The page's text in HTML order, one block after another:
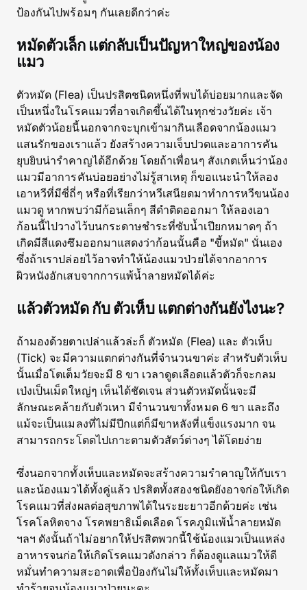
ป้องกันไปพร้อมๆ กันเลยดีกว่าค่ะ
หมัดตัวเล็ก แต่กลับเป็นปัญหาใหญ่ของน้อง
แมว
ตัวหมัด (Flea) เป็นปรสิตชนิดหนึ่งที่พบได้บ่อยมากและจัด
เป็นหนึ่งในโรคแมวที่อาจเกิดขึ้นได้ในทุกช่วงวัยค่ะ เจ้า
หมัดตัวน้อยนี้นอกจากจะบุกเข้ามากินเลือดจากน้องแมว
แสนรักของเราแล้ว ยังสร้างความเจ็บปวดและอาการคัน
ยุบยิบน่ารำคาญได้อีกด้วย โดยถ้าเพื่อนๆ สังเกตเห็นว่าน้อง
แมวมีอาการคันบ่อยอย่างไม่รู้สาเหตุ ก็ขอแนะนำให้ลอง
เอาหวีที่มีซี่ถี่ๆ หรือที่เรียกว่าหวีเสนียดมาทำการหวีขนน้อง
แมวดู หากพบว่ามีก้อนเล็กๆ สีดำติดออกมา ให้ลองเอา
ก้อนนี้ไปวางไว้บนกระดาษชำระที่ซับน้ำเปียกหมาดๆ ถ้า
เกิดมีสีแดงซึมออกมาแสดงว่าก้อนนั้นคือ "ขี้หมัด" นั่นเอง
ซึ่งถ้าเราปล่อยไว้อาจทำให้น้องแมวป่วยได้จากอาการ
ผิวหนังอักเสบจากการแพ้น้ำลายหมัดได้ค่ะ
แล้วตัวหมัด กับ ตัวเห็บ แตกต่างกันยังไงนะ?
ถ้ามองด้วยตาเปล่าแล้วล่ะก็ ตัวหมัด (Flea) และ ตัวเห็บ
(Tick) จะมีความแตกต่างกันที่จำนวนขาค่ะ สำหรับตัวเห็บ
นั้นเมื่อโตเต็มวัยจะมี 8 ขา เวลาดูดเลือดแล้วตัวก็จะกลม
เป่งเป็นเม็ดใหญ่ๆ เห็นได้ชัดเจน ส่วนตัวหมัดนั้นจะมี
ลักษณะคล้ายกับตัวเหา มีจำนวนขาทั้งหมด 6 ขา และถึง
แม้จะเป็นแมลงที่ไม่มีปีกแต่ก็มีขาหลังที่แข็งแรงมาก จน
สามารถกระโดดไปเกาะตามตัวสัตว์ต่างๆ ได้โดยง่าย
ซึ่งนอกจากทั้งเห็บและหมัดจะสร้างความรำคาญให้กับเรา
และน้องแมวได้ทั้งคู่แล้ว ปรสิตทั้งสองชนิดยังอาจก่อให้เกิด
โรคแมวที่ส่งผลต่อสุขภาพได้ในระยะยาวอีกด้วยค่ะ เช่น
โรคโลหิตจาง โรคพยาธิเม็ดเลือด โรคภูมิแพ้น้ำลายหมัด
ฯลฯ ดังนั้นถ้าไม่อยากให้ปรสิตพวกนี้ใช้น้องแมวเป็นแหล่ง
อาหารจนก่อให้เกิดโรคแมวดังกล่าว ก็ต้องดูแลแมวให้ดี
หมั่นทำความสะอาดเพื่อป้องกันไม่ให้ทั้งเห็บและหมัดมา